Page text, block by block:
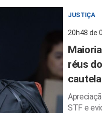
JUSTIÇA
20h48 de
réus
STF e